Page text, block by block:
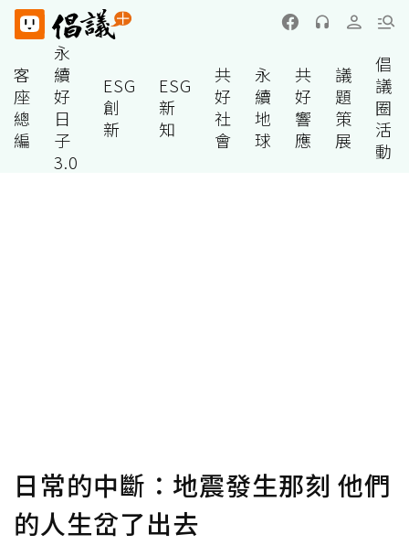
客
座
總
編
永
續
好
日
子
3.0
ESG
創
新
ESG
新
知
共
好
社
會
永
續
地
球
共
好
響
應
議
題
策
展
倡
議
圈
活
動
日常的中斷：地震發生那刻 他們
的人生岔了出去